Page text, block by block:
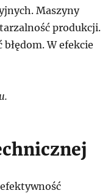
Maszyny
produkcji.
W efekcie